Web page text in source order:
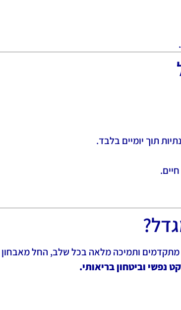
מתקדמים ותמיכה מלאה בכל שלב, החל מאבחון
נפשי וביטחון בריאותי.